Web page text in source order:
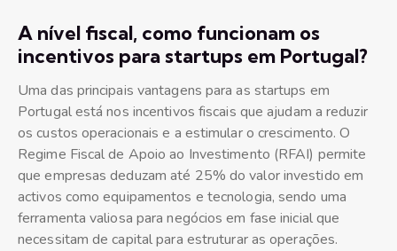
A nível fiscal, como funcionam os
incentivos para startups em Portugal?
Uma das principais vantagens para as startups em
Portugal está nos incentivos fiscais que ajudam a reduzir
os custos operacionais e a estimular o crescimento. O
Regime Fiscal de Apoio ao Investimento (RFAI) permite
que empresas deduzam até 25% do valor investido em
activos como equipamentos e tecnologia, sendo uma
ferramenta valiosa para negócios em fase inicial que
necessitam de capital para estruturar as operações.